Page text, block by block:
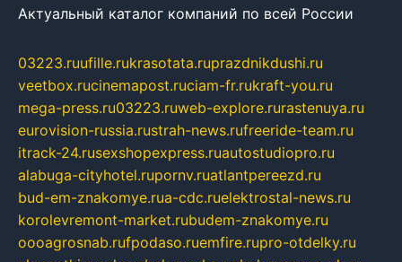
Актуальный каталог компаний по всей России
03223.ruufille.rukrasotata.ruprazdnikdushi.ru
veetbox.rucinemapost.ruciam-fr.rukraft-you.ru
mega-press.ru03223.ruweb-explore.rurastenuya.ru
eurovision-russia.rustrah-news.rufreeride-team.ru
itrack-24.rusexshopexpress.ruautostudiopro.ru
alabuga-cityhotel.rupornv.ruatlantpereezd.ru
bud-em-znakomye.rua-cdc.ruelektrostal-news.ru
korolevremont-market.rubudem-znakomye.ru
oooagrosnab.rufpodaso.ruemfire.rupro-otdelky.ru